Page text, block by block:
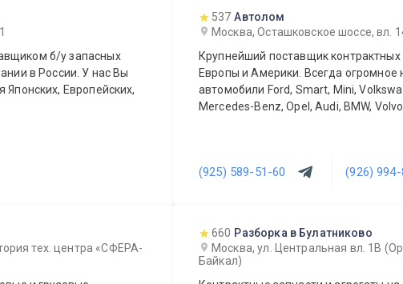
б/у запасных
в России. У нас Вы
Европейских,
537 Автолом
Москва, Осташковское шоссе, вл.
Крупнейший поставщик
Европы и Америки. Всегда огромное
автомобили Ford, Smart, Mini,
Mercedes-Benz, Opel, Audi, BMW, Volvo.
(925) 589-51-60 (926)
тех. центра «СФЕРА-
660 Разборка в Булатниково
Москва, ул. Центральная вл. 1В
Байкал)